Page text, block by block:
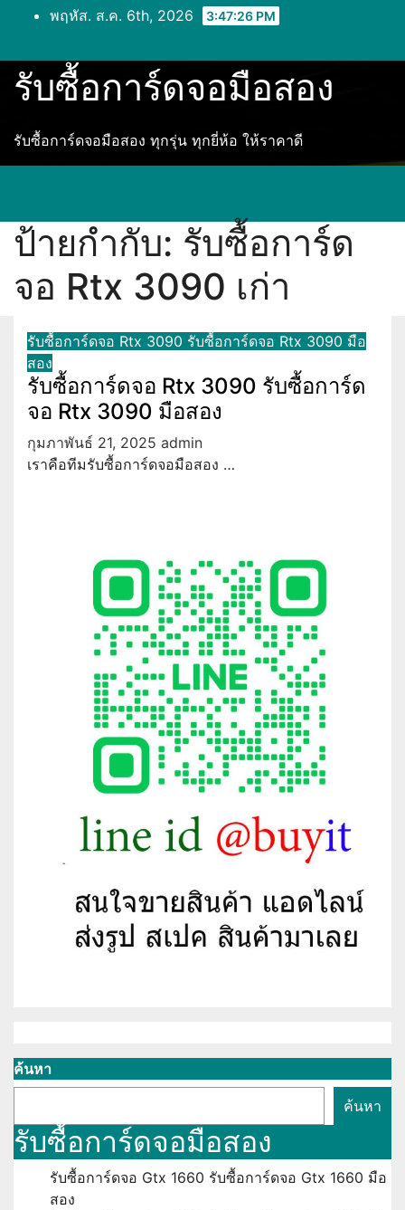
พฤหัส. ส.ค. 6th, 2026 3:47:26 PM
รับซื้อการ์ดจอมือสอง
รับซื้อการ์ดจอมือสอง ทุกรุ่น ทุกยี่ห้อ ให้ราคาดี
ป้ายกำกับ: รับซื้อการ์ด
จอ Rtx 3090 เก่า
รับซื้อการ์ดจอ Rtx 3090 รับซื้อการ์ดจอ Rtx 3090 มือ
สอง
รับซื้อการ์ดจอ Rtx 3090 รับซื้อการ์ด
จอ Rtx 3090 มือสอง
กุมภาพันธ์ 21, 2025 admin
เราคือทีมรับซื้อการ์ดจอมือสอง …
ค้นหา
ค้นหา
รับซื้อการ์ดจอมือสอง
รับซื้อการ์ดจอ Gtx 1660 รับซื้อการ์ดจอ Gtx 1660 มือ
สอง